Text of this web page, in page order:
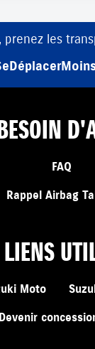
prenez les
FAQ
Rappel Airbag
LIENS
Moto
Devenir